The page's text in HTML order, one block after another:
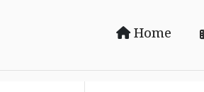
Home